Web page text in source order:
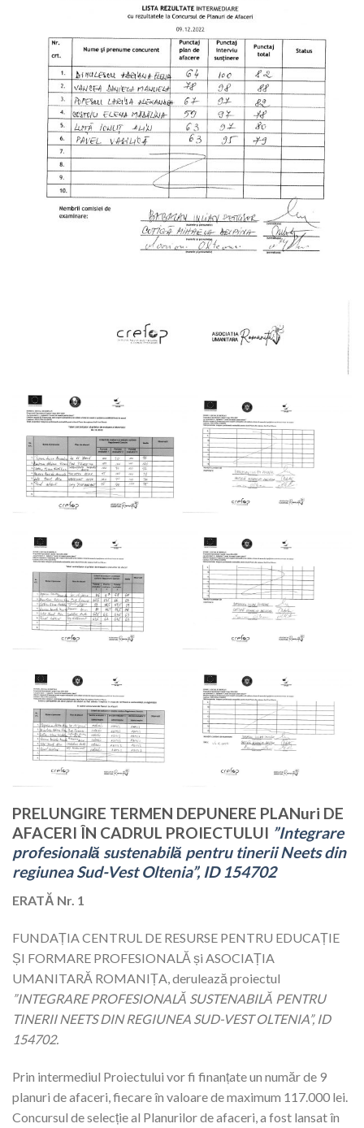
PRELUNGIRE TERMEN DEPUNERE PLANuri DE
AFACERI ÎN CADRUL PROIECTULUI ”Integrare
profesională sustenabilă pentru tinerii Neets din
regiunea Sud-Vest Oltenia”, ID 154702
ERATĂ Nr. 1
FUNDAȚIA CENTRUL DE RESURSE PENTRU EDUCAȚIE
ȘI FORMARE PROFESIONALĂ și ASOCIAȚIA
UMANITARĂ ROMANIȚA, derulează proiectul
”INTEGRARE PROFESIONALĂ SUSTENABILĂ PENTRU
TINERII NEETS DIN REGIUNEA SUD-VEST OLTENIA”, ID
154702.
Prin intermediul Proiectului vor fi finanțate un număr de 9
planuri de afaceri, fiecare în valoare de maximum 117.000 lei.
Concursul de selecție al Planurilor de afaceri, a fost lansat în